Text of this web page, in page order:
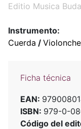
Editio Musica
Instrumento:
Cuerda /
Ficha técnica
EAN:
ISBN: 979-0-
Código del